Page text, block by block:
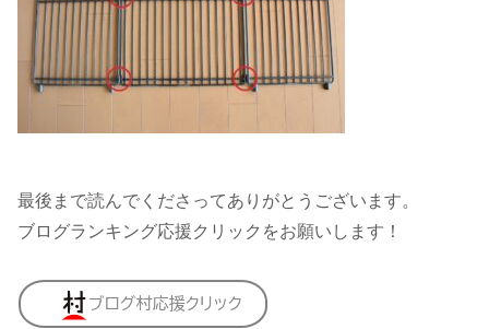
最後まで読んでくださってありがとうございます。
ブログランキング応援クリックをお願いします！